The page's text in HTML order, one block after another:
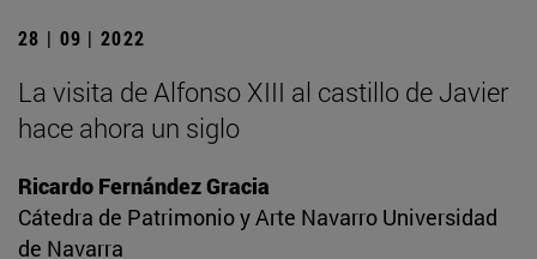
28 | 09 | 2022
La visita de Alfonso XIII al castillo de Javier
hace ahora un siglo
Ricardo Fernández Gracia
Cátedra de Patrimonio y Arte Navarro Universidad
de Navarra